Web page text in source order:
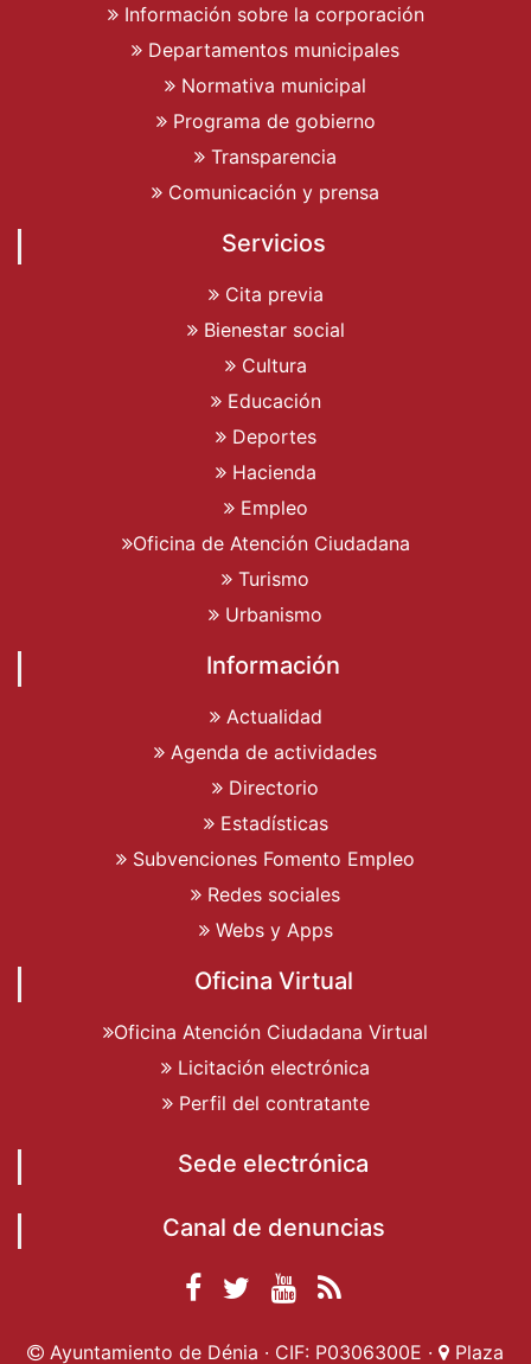
Información sobre la corporación
Departamentos municipales
Normativa municipal
Programa de gobierno
Transparencia
Comunicación y prensa
Servicios
Cita previa
Bienestar social
Cultura
Educación
Deportes
Hacienda
Empleo
Oficina de Atención Ciudadana
Turismo
Urbanismo
Información
Actualidad
Agenda de actividades
Directorio
Estadísticas
Subvenciones Fomento Empleo
Redes sociales
Webs y Apps
Oficina Virtual
Oficina Atención Ciudadana Virtual
Licitación electrónica
Perfil del contratante
Sede electrónica
Canal de denuncias
Facebook
Ayuntamiento de
Ayuntamiento de
Ayuntamiento
Actualidad
Ayuntamiento de Dénia · CIF: P0306300E · Plaza